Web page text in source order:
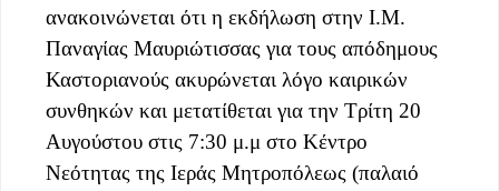
ανακοινώνεται ότι η εκδήλωση στην Ι.Μ.
Παναγίας Μαυριώτισσας για τους απόδημους
Καστοριανούς ακυρώνεται λόγο καιρικών
συνθηκών και μετατίθεται για την Τρίτη 20
Αυγούστου στις 7:30 μ.μ στο Κέντρο
Νεότητας της Ιεράς Μητροπόλεως (παλαιό